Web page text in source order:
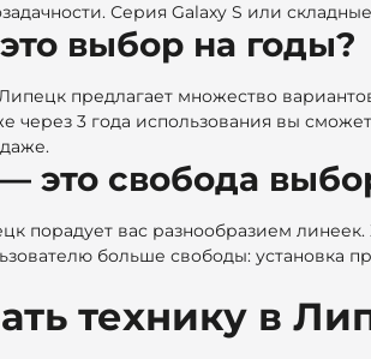
Серия Galaxy S или
выбор на годы?
предлагает множество
через 3 года использования вы
это свобода
порадует вас разнообразием
больше свободы: установка
технику в